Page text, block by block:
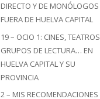
DIRECTO Y DE MONÓLOGOS
FUERA DE HUELVA CAPITAL
19 – OCIO 1: CINES, TEATROS,
GRUPOS DE LECTURA… EN
HUELVA CAPITAL Y SU
PROVINCIA
2 – MIS RECOMENDACIONES